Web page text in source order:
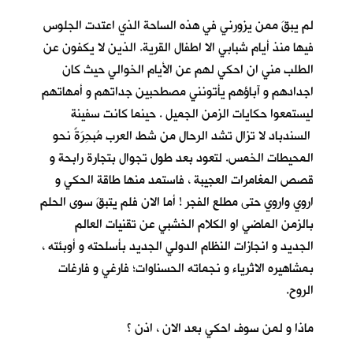
لم يبقَ ممن يزورني في هذه الساحة الذي اعتدت الجلوس
فيها منذ أيام شبابي الا اطفال القرية. الذين لا يكفون عن
الطلب مني ان احكي لهم عن الأيام الخوالي حيث كان
اجدادهم و آباؤهم يأتونني مصطحبين جداتهم و أمهاتهم
ليستمعوا حكايات الزمن الجميل . حينما كانت سفينة
السندباد لا تزال تشد الرحال من شط العرب مُبحِرَةً نحو
المحيطات الخمس. لتعود بعد طول تجوال بتجارة رابحة و
قصص المغامرات العجيبة ، فاستمد منها طاقة الحكي و
اروي واروي حتى مطلع الفجر ! أما الان فلم يتبقَ سوى الحلم
بالزمن الماضي او الكلام الخشبي عن تقنيات العالم
الجديد و انجازات النظام الدولي الجديد بأسلحته و أوبئته ،
بمشاهيره الاثرياء و نجماته الحسناوات؛ فارغي و فارغات
الروح.
ماذا و لمن سوف احكي بعد الان ، اذن ؟